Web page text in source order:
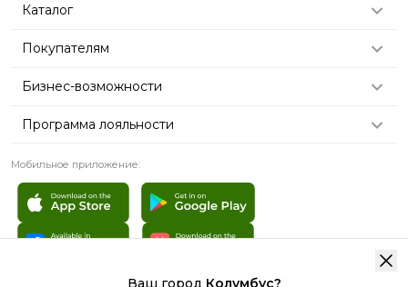
Ваш город Колумбус?
Каталог
Покупателям
Бизнес-возможности
Программа лояльности
Мобильное приложение: